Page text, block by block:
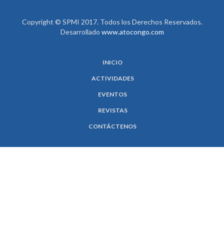
Copyright © SPMI 2017. Todos los Derechos Reservados.
Desarrollado www.atocongo.com
INICIO
ACTIVIDADES
EVENTOS
REVISTAS
CONTÁCTENOS